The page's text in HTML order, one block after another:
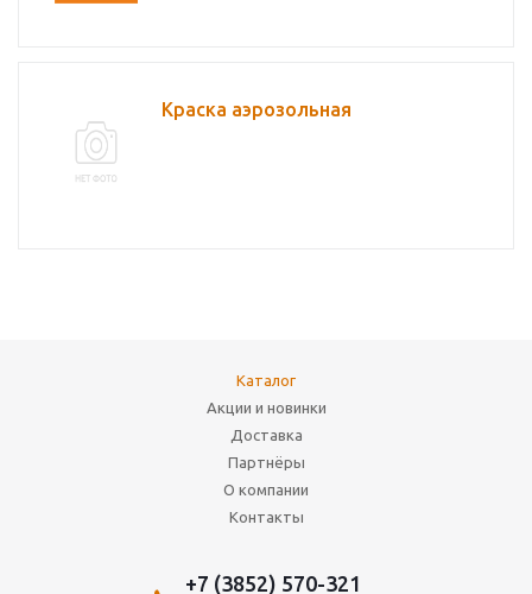
Краска аэрозольная
Каталог
Акции и новинки
Доставка
Партнёры
О компании
Контакты
+7 (3852) 570-321